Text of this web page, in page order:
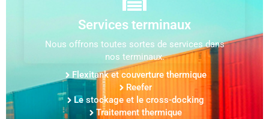
Services terminaux
Nous offrons toutes sortes de services dans
nos terminaux.
Flexitank et couverture thermique
Reefer
Le stockage et le cross-docking
Traitement thermique